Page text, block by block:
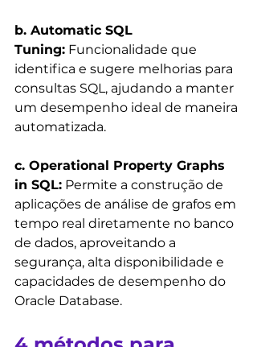
b. Automatic SQL
Tuning: Funcionalidade que
identifica e sugere melhorias para
consultas SQL, ajudando a manter
um desempenho ideal de maneira
automatizada.
c. Operational Property Graphs
in SQL: Permite a construção de
aplicações de análise de grafos em
tempo real diretamente no banco
de dados, aproveitando a
segurança, alta disponibilidade e
capacidades de desempenho do
Oracle Database.